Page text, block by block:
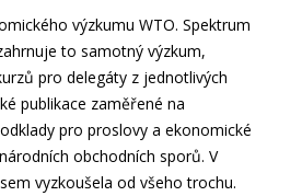
výzkumu WTO. Spektrum
to samotný výzkum,
pro delegáty z jednotlivých
publikace zaměřené na
pro proslovy a ekonomické
obchodních sporů. V
vyzkoušela od všeho trochu.